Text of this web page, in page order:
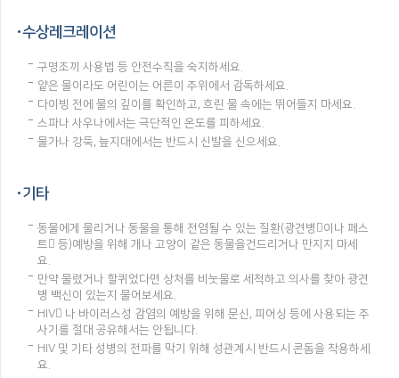
수상레크레이션
구명조끼 사용법 등 안전수칙을 숙지하세요.
얕은 물이라도 어린이는 어른이 주위에서 감독하세요.
다이빙 전에 물의 깊이를 확인하고, 흐린 물 속에는 뛰어들지 마세요.
스파나 사우나에서는 극단적인 온도를 피하세요.
물가나 강둑, 늪지대에서는 반드시 신발을 신으세요.
기타
동물에게 물리거나 동물을 통해 전염될 수 있는 질환(광견병이나 페스
트 등)예방을 위해 개나 고양이 같은 동물을건드리거나 만지지 마세
요.
만약 물렸거나 할퀴었다면 상처를 비눗물로 세척하고 의사를 찾아 광견
병 백신이 있는지 물어보세요.
HIV 나 바이러스성 감염의 예방을 위해 문신, 피어싱 등에 사용되는 주
사기를 절대 공유해서는 안됩니다.
HIV 및 기타 성병의 전파를 막기 위해 성관계시 반드시 콘돔을 착용하세
요.